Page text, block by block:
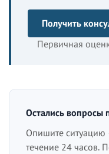
Получить
Первичная
Остались вопросы
Опишите
течение 24 часов.